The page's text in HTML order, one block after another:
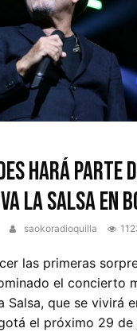
hará parte
la Salsa en
saokoradioquilla
las primeras
el concierto
Salsa, que se vivirá
el próximo 29 de